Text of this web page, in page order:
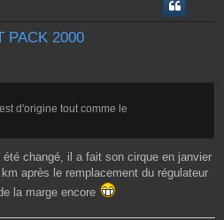
PACK 2000
d'origine tout comme le
changé, il a fait son cirque en janvier
après le remplacement du régulateur
la marge encore